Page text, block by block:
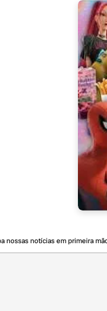
nossas notícias em primeira